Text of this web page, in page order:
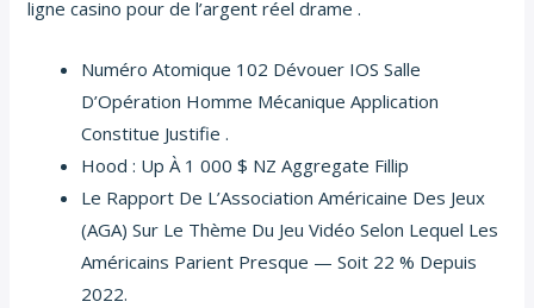
ligne casino pour de l’argent réel drame .
Numéro Atomique 102 Dévouer IOS Salle
D’Opération Homme Mécanique Application
Constitue Justifie .
Hood : Up À 1 000 $ NZ Aggregate Fillip
Le Rapport De L’Association Américaine Des Jeux
(AGA) Sur Le Thème Du Jeu Vidéo Selon Lequel Les
Américains Parient Presque — Soit 22 % Depuis
2022.